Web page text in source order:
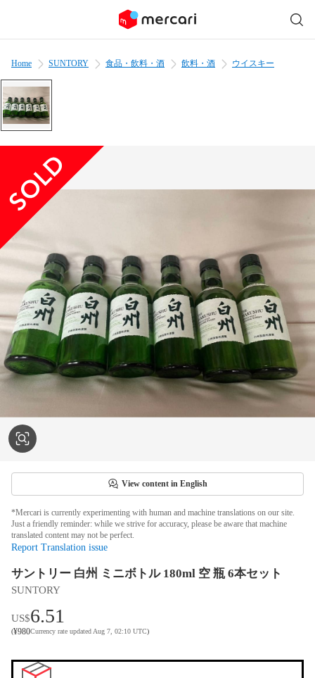
Home SUNTORY 食品・飲料・酒 飲料・酒 ウイスキー
View content in English
*Mercari is currently experimenting with human and machine translations on our site.
Just a friendly reminder: while we strive for accuracy, please be aware that machine
translated content may not be perfect.
Report Translation issue
サントリー 白州 ミニボトル 180ml 空 瓶 6本セット
SUNTORY
US$6.51
(¥980Currency rate updated Aug 7, 02:10 UTC)